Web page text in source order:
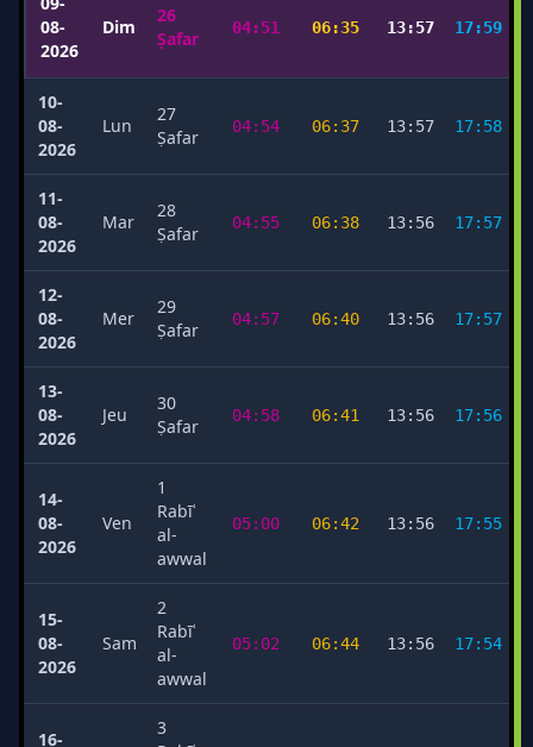
08-
2026
Dim
26
Ṣafar
04:51 06:35 13:57 17:59
10-
08-
2026
Lun
27
Ṣafar
04:54 06:37 13:57 17:58
11-
08-
2026
Mar
28
Ṣafar
04:55 06:38 13:56 17:57
12-
08-
2026
Mer
29
Ṣafar
04:57 06:40 13:56 17:57
13-
08-
2026
Jeu
30
Ṣafar
04:58 06:41 13:56 17:56
14-
08-
2026
Ven
1
Rabīʿ
al-
awwal
05:00 06:42 13:56 17:55
15-
08-
2026
Sam
2
Rabīʿ
al-
awwal
05:02 06:44 13:56 17:54
16-
3